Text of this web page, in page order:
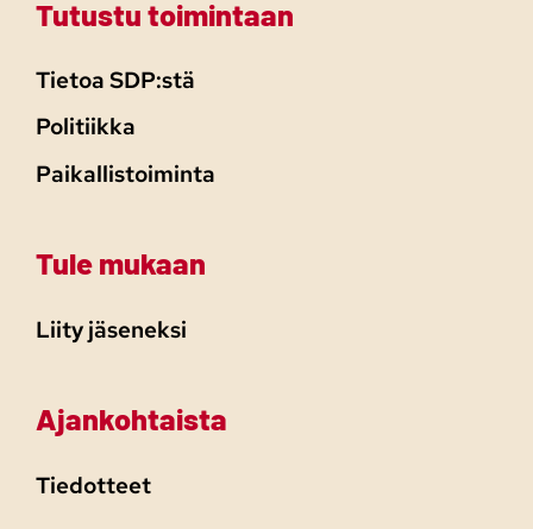
Tutustu toimintaan
Tietoa SDP:stä
Politiikka
Paikallistoiminta
Tule mukaan
Liity jäseneksi
Ajankohtaista
Tiedotteet